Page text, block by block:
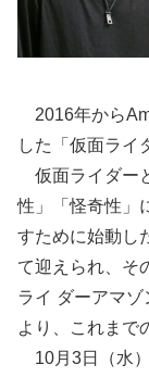
2016年から
した「仮面ライ
仮面ライダー
性」「怪奇性」
すために始動し
て迎えられ、そ
ライ ダーアマ
より、これまで
10月3日（水